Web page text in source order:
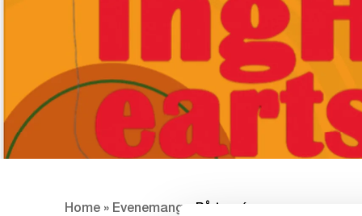
Home » Evenemang På turné